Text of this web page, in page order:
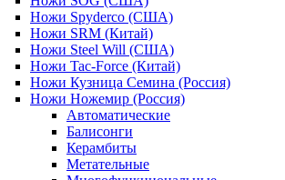
Ножи Spyderco (США)
Ножи SRM (Китай)
Ножи Steel Will (США)
Ножи Tac-Force (Китай)
Ножи Кузница Семина (Россия)
Ножи Ножемир (Россия)
Автоматические
Балисонги
Керамбиты
Метательные